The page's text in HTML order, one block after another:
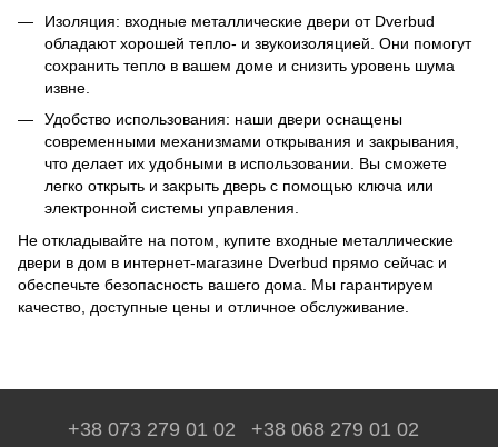
Изоляция: входные металлические двери от Dverbud
обладают хорошей тепло- и звукоизоляцией. Они помогут
сохранить тепло в вашем доме и снизить уровень шума
извне.
Удобство использования: наши двери оснащены
современными механизмами открывания и закрывания,
что делает их удобными в использовании. Вы сможете
легко открыть и закрыть дверь с помощью ключа или
электронной системы управления.
Не откладывайте на потом, купите входные металлические
двери в дом в интернет-магазине Dverbud прямо сейчас и
обеспечьте безопасность вашего дома. Мы гарантируем
качество, доступные цены и отличное обслуживание.
+38 073 279 01 02
+38 068 279 01 02